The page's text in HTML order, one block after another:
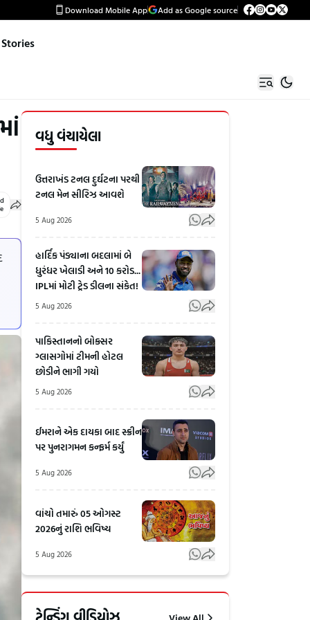
Download Mobile App Add as Google source
વધુ વંચાયેલા
ઉત્તરાખંડ ટનલ દુર્ઘટના પરથી
ટનલ મેન સીરિઝ આવશે
5 Aug 2026
હાર્દિક પંડ્યાના બદલામાં બે
ધુરંધર ખેલાડી અને 10 કરોડ...
IPLમાં મોટી ટ્રેડ ડીલના સંકેત!
5 Aug 2026
પાકિસ્તાનનો બોક્સર
ગ્લાસગોમાં ટીમની હોટલ
છોડીને ભાગી ગયો
5 Aug 2026
ઈમરાને એક દાયકા બાદ સ્ક્રીન
પર પુનરાગમન કન્ફર્મ કર્યું
5 Aug 2026
વાંચો તમારું 05 ઓગસ્ટ
2026નું રાશિ ભવિષ્ય
5 Aug 2026
ડિમ્પલ ગર્લ
પ્રીતિ
સાવધાન! ક્યાંક
તમે તો આવા